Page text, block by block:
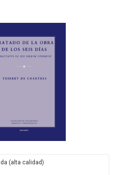
(alta calidad)